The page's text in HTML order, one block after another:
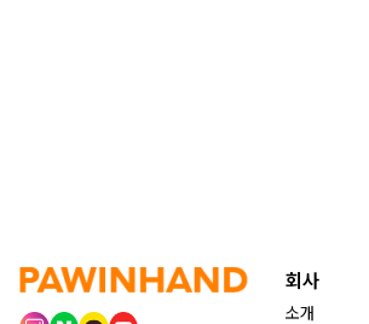
회사
소개